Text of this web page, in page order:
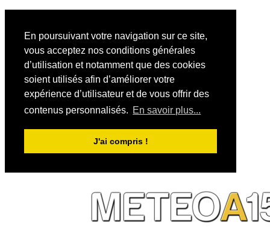
En poursuivant votre navigation sur ce site,
vous acceptez nos conditions générales
d’utilisation et notamment que des cookies
soient utilisés afin d’améliorer votre
expérience d’utilisateur et de vous offrir des
contenus personnalisés. En savoir plus...
J'ai compris !